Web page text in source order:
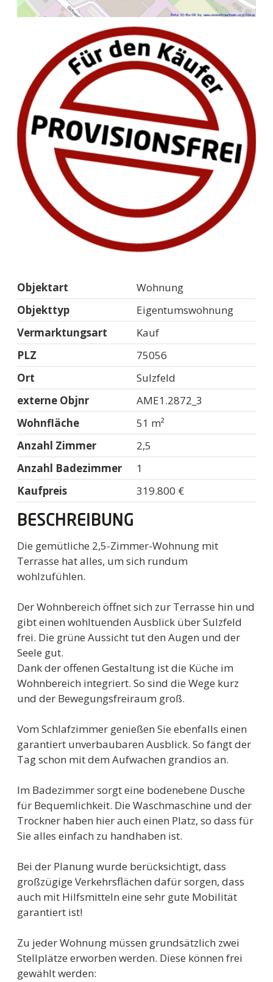
Objektart
Wohnung
Objekttyp
Eigentumswohnung
Vermarktungsart
Kauf
PLZ
75056
Ort
Sulzfeld
externe Objnr
AME1.2872_3
Wohnfläche
51 m²
Anzahl Zimmer
2,5
Anzahl Badezimmer
1
Kaufpreis
319.800 €
BESCHREIBUNG
Die gemütliche 2,5-Zimmer-Wohnung mit
Terrasse hat alles, um sich rundum
wohlzufühlen.
Der Wohnbereich öffnet sich zur Terrasse hin und
gibt einen wohltuenden Ausblick über Sulzfeld
frei. Die grüne Aussicht tut den Augen und der
Seele gut.
Dank der offenen Gestaltung ist die Küche im
Wohnbereich integriert. So sind die Wege kurz
und der Bewegungsfreiraum groß.
Vom Schlafzimmer genießen Sie ebenfalls einen
garantiert unverbaubaren Ausblick. So fängt der
Tag schon mit dem Aufwachen grandios an.
Im Badezimmer sorgt eine bodenebene Dusche
für Bequemlichkeit. Die Waschmaschine und der
Trockner haben hier auch einen Platz, so dass für
Sie alles einfach zu handhaben ist.
Bei der Planung wurde berücksichtigt, dass
großzügige Verkehrsflächen dafür sorgen, dass
auch mit Hilfsmitteln eine sehr gute Mobilität
garantiert ist!
Zu jeder Wohnung müssen grundsätzlich zwei
Stellplätze erworben werden. Diese können frei
gewählt werden: